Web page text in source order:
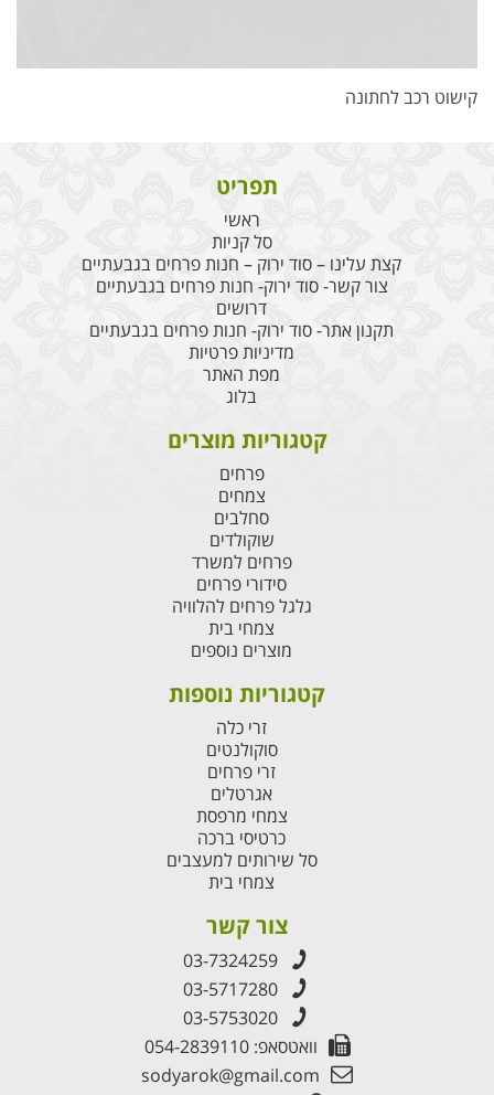
קישוט רכב לחתונה
תפריט
ראשי
סל קניות
קצת עלינו – סוד ירוק – חנות פרחים בגבעתיים
צור קשר- סוד ירוק- חנות פרחים בגבעתיים
דרושים
תקנון אתר- סוד ירוק- חנות פרחים בגבעתיים
מדיניות פרטיות
מפת האתר
בלוג
קטגוריות מוצרים
פרחים
צמחים
סחלבים
שוקולדים
פרחים למשרד
סידורי פרחים
גלגל פרחים להלוויה
צמחי בית
מוצרים נוספים
קטגוריות נוספות
זרי כלה
סוקולנטים
זרי פרחים
אגרטלים
צמחי מרפסת
כרטיסי ברכה
סל שירותים למעצבים
צמחי בית
צור קשר
03-7324259
03-5717280
03-5753020
וואטסאפ: 054-2839110
sodyarok@gmail.com